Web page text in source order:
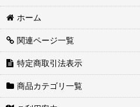
ホーム
関連ページ一覧
特定商取引法表示
商品カテゴリ一覧